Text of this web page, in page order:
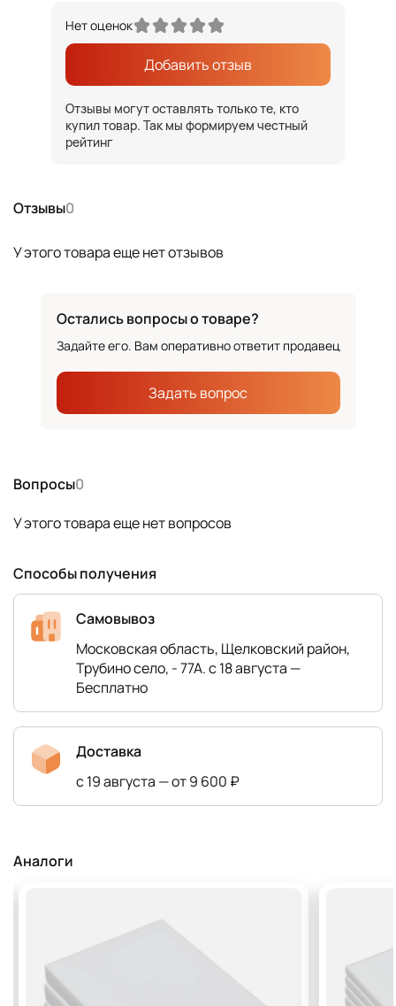
Отзывы0
У этого товара еще нет отзывов
Нет оценок
Добавить отзыв
Отзывы могут оставлять только те, кто
купил товар. Так мы формируем честный
рейтинг
Вопросы0
У этого товара еще нет вопросов
Способы получения
Самовывоз
Московская область, Щелковский район,
Трубино село, - 77А. с 18 августа —
Бесплатно
Доставка
с 19 августа — от 9 600 ₽
Остались вопросы о товаре?
Задайте его. Вам оперативно ответит продавец
Задать вопрос
Аналоги